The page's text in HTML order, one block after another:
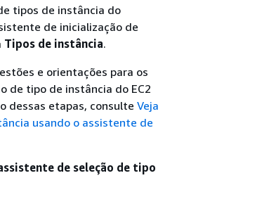
tipos de instância do
de inicialização de
Tipos de instância.
e orientações para os
de tipo de instância do EC2
dessas etapas, consulte Veja
usando o assistente de
de seleção de tipo